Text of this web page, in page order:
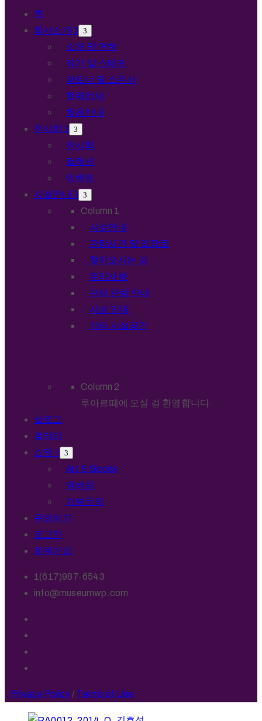
홈
회사소개
소개 및 연혁
작가 및 스태프
파트너 및 스폰서
협력업체
채용안내
전시회
전시회
컬렉션
이벤트
시설안내
Column 1
시설안내
관람시간 및 입장료
찾아오시는 길
유의사항
단체 관람 안내
시설 임대
기타 시설공간
Column 2
루아르떼에 오실 걸 환영합니다.
블로그
갤러리
쇼핑
Art & Goods
멤버쉽
기부문의
문의하기
로그인
회원가입
1(617)987-6543
info@museumwp.com
Privacy Policy/ Terms of Use